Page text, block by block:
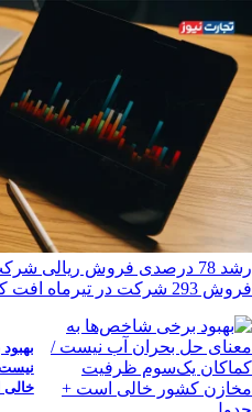
رشد 78 درصدی فروش ریالی
فروش 293 شرکت در تیرماه افت کرد